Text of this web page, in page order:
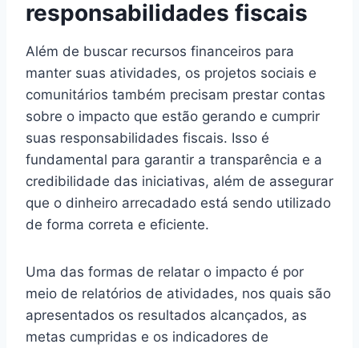
responsabilidades fiscais
Além de buscar recursos financeiros para
manter suas atividades, os projetos sociais e
comunitários também precisam prestar contas
sobre o impacto que estão gerando e cumprir
suas responsabilidades fiscais. Isso é
fundamental para garantir a transparência e a
credibilidade das iniciativas, além de assegurar
que o dinheiro arrecadado está sendo utilizado
de forma correta e eficiente.
Uma das formas de relatar o impacto é por
meio de relatórios de atividades, nos quais são
apresentados os resultados alcançados, as
metas cumpridas e os indicadores de